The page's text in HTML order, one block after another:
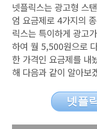
넷플릭스는 광고형 스
엄 요금제로 4가지의
릭스는 특이하게 광고
하여 월 5,500원으로
한 가격인 요금제를 내
해 다음과 같이 알아보
넷플